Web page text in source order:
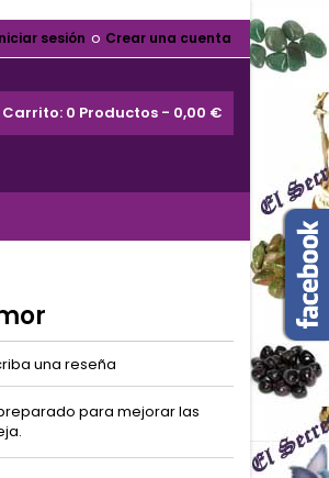
sesión o Crear una cuenta
Carrito: 0 Productos - 0,00 €
una reseña
para mejorar las